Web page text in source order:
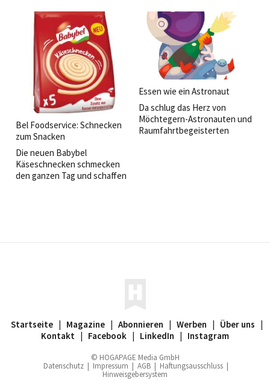
vor dem stetig wachsenden
Plastikmüllberg, der vor allem
unsere Meere zusehends
verschmutzt.
bayerische Küche sehr.
Bel Foodservice: Schnecken
zum Snacken
Die neuen Babybel
Käseschnecken schmecken
den ganzen Tag und schaffen
Essen wie ein Astronaut
Da schlug das Herz von
Möchtegern-Astronauten und
Raumfahrtbegeisterten
Startseite | Magazine | Abonnieren | Werben | Über uns |
Kontakt | Facebook | LinkedIn | Instagram
© HOGAPAGE Media GmbH
Datenschutz | Impressum | AGB | Haftungsausschluss |
Hinweisgebersystem